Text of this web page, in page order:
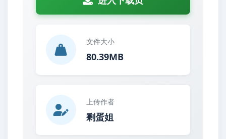
文件大小
80.39MB
上传作者
剩蛋姐